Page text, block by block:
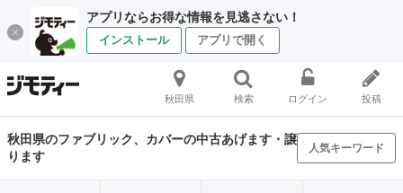
アプリならお得な情報を見逃さない！
インストール アプリで開く
秋田県 検索 ログイン 投稿
秋田県のファブリック、カバーの中古あげます・譲
ります
人気キーワード